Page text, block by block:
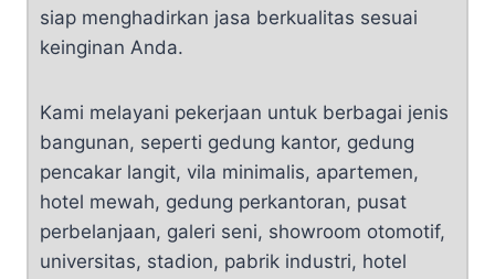
siap menghadirkan jasa berkualitas sesuai
keinginan Anda.
Kami melayani pekerjaan untuk berbagai jenis
bangunan, seperti gedung kantor, gedung
pencakar langit, vila minimalis, apartemen,
hotel mewah, gedung perkantoran, pusat
perbelanjaan, galeri seni, showroom otomotif,
universitas, stadion, pabrik industri, hotel